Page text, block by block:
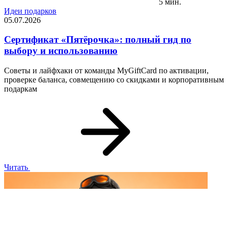
Идеи подарков
05.07.2026
Сертификат «Пятёрочка»: полный гид по
выбору и использованию
Советы и лайфхаки от команды MyGiftCard по активации,
проверке баланса, совмещению со скидками и корпоративным
подаркам
Читать